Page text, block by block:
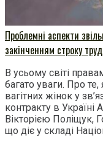
Проблемні аспекти
закінченням строку
В усьому світі
багато уваги. Про
вагітних жінок у
контракту в Україні
Вікторією Поліщук,
що діє у складі